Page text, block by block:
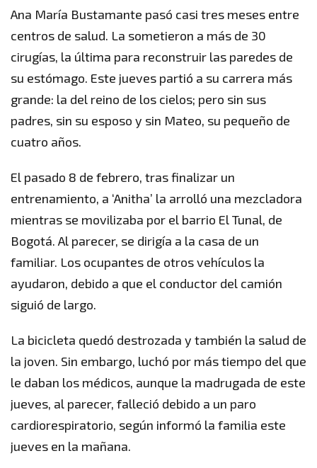
Ana María Bustamante pasó casi tres meses entre
centros de salud. La sometieron a más de 30
cirugías, la última para reconstruir las paredes de
su estómago. Este jueves partió a su carrera más
grande: la del reino de los cielos; pero sin sus
padres, sin su esposo y sin Mateo, su pequeño de
cuatro años.
El pasado 8 de febrero, tras finalizar un
entrenamiento, a ‘Anitha’ la arrolló una mezcladora
mientras se movilizaba por el barrio El Tunal, de
Bogotá. Al parecer, se dirigía a la casa de un
familiar. Los ocupantes de otros vehículos la
ayudaron, debido a que el conductor del camión
siguió de largo.
La bicicleta quedó destrozada y también la salud de
la joven. Sin embargo, luchó por más tiempo del que
le daban los médicos, aunque la madrugada de este
jueves, al parecer, falleció debido a un paro
cardiorespiratorio, según informó la familia este
jueves en la mañana.